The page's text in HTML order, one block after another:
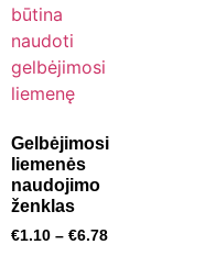
Gelbėjimosi
liemenės
naudojimo
ženklas
€1.10 – €6.78